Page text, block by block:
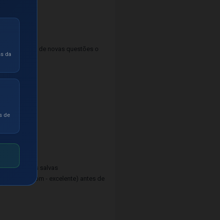
atualização de novas questões o
as questões salvas
regular - bom - excelente) antes de
da
de